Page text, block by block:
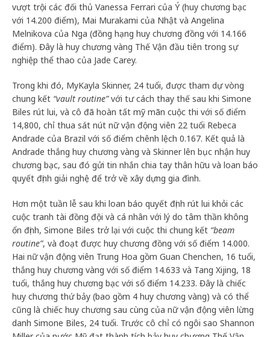
vượt trội các đối thủ Vanessa Ferrari của Ý (huy chương bạc
với 14.200 điểm), Mai Murakami của Nhật và Angelina
Melnikova của Nga (đồng hạng huy chương đồng với 14.166
điểm). Đây là huy chương vàng Thế Vận đầu tiên trong sự
nghiệp thể thao của Jade Carey.
Trong khi đó, MyKayla Skinner, 24 tuổi, được tham dự vòng
chung kết “vault routine”với tư cách thay thế sau khi Simone
Biles rút lui, và cô đã hoàn tất mỹ mãn cuộc thi với số điểm
14,800, chỉ thua sát nút nữ vận động viên 22 tuổi Rebeca
Andrade của Brazil với số điểm chênh lệch 0.167. Kết quả là
Andrade thắng huy chương vàng và Skinner lên bục nhận huy
chương bạc, sau đó gửi tin nhắn chia tay thân hữu và loan báo
quyết định giải nghệ để trở về xây dựng gia đình.
Hơn một tuần lễ sau khi loan báo quyết định rút lui khỏi các
cuộc tranh tài đồng đội và cá nhân với lý do tâm thần không
ổn định, Simone Biles trở lại với cuộc thi chung kết “beam
routine”, và đoạt được huy chương đồng với số điểm 14.000.
Hai nữ vận động viên Trung Hoa gồm Guan Chenchen, 16 tuổi,
thắng huy chương vàng với số điểm 14.633 và Tang Xijing, 18
tuổi, thắng huy chương bạc với số điểm 14.233. Đây là chiếc
huy chương thứ bảy (bao gồm 4 huy chương vàng) và có thể
cũng là chiếc huy chương sau cùng của nữ vận động viên lừng
danh Simone Biles, 24 tuổi. Trước cô chỉ có ngôi sao Shannon